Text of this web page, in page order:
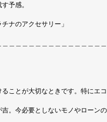
予感。
ナのアクセサリー」
ことが大切なときです。特にエ
。今必要としないモノやローン